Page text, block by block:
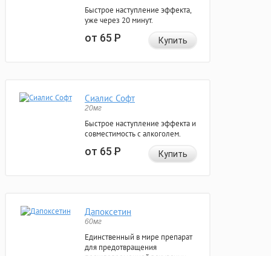
Быстрое наступление эффекта,
уже через 20 минут.
от 65Р Купить
Сиалис Софт
20мг
Быстрое наступление эффекта и
совместимость с алкоголем.
от 65Р Купить
Дапоксетин
60мг
Единственный в мире препарат
для предотвращения